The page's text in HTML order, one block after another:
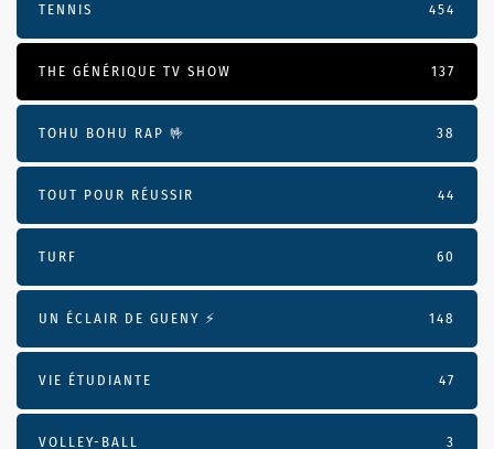
TENNIS 454
THE GÉNÉRIQUE TV SHOW 137
TOHU BOHU RAP 🤟 38
TOUT POUR RÉUSSIR 44
TURF 60
UN ÉCLAIR DE GUENY ⚡️ 148
VIE ÉTUDIANTE 47
VOLLEY-BALL 3